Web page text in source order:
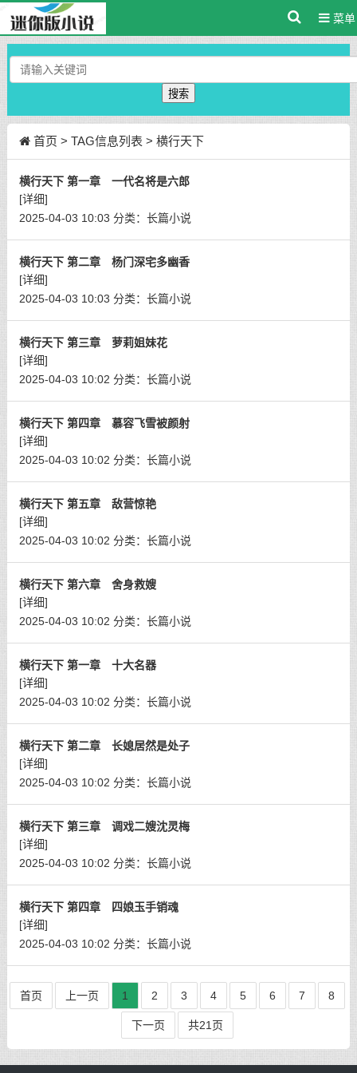
菜单
搜索
首页 > TAG信息列表 > 横行天下
横行天下 第一章 一代名将是六郎
[详细]
2025-04-03 10:03 分类： 长篇小说
横行天下 第二章 杨门深宅多幽香
[详细]
2025-04-03 10:03 分类： 长篇小说
横行天下 第三章 萝莉姐妹花
[详细]
2025-04-03 10:02 分类： 长篇小说
横行天下 第四章 慕容飞雪被颜射
[详细]
2025-04-03 10:02 分类： 长篇小说
横行天下 第五章 敌营惊艳
[详细]
2025-04-03 10:02 分类： 长篇小说
横行天下 第六章 舍身救嫂
[详细]
2025-04-03 10:02 分类： 长篇小说
横行天下 第一章 十大名器
[详细]
2025-04-03 10:02 分类： 长篇小说
横行天下 第二章 长媳居然是处子
[详细]
2025-04-03 10:02 分类： 长篇小说
横行天下 第三章 调戏二嫂沈灵梅
[详细]
2025-04-03 10:02 分类： 长篇小说
横行天下 第四章 四娘玉手销魂
[详细]
2025-04-03 10:02 分类： 长篇小说
首页 上一页 1 2 3 4 5 6 7 8
下一页 共21页